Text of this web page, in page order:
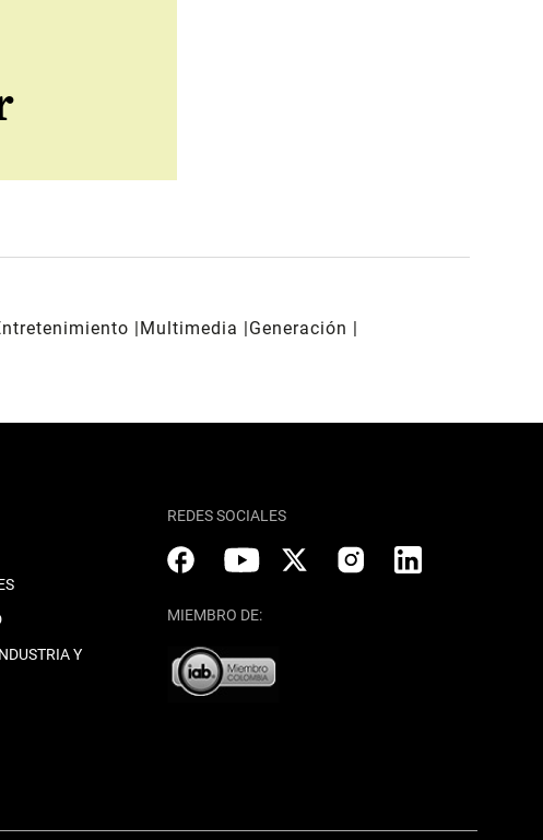
Multimedia
Generación
Y
REDES SOCIALES
MIEMBRO DE: